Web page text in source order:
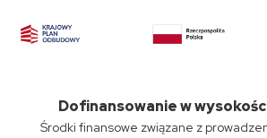
Dofinansowanie w wysokości
Środki finansowe związane z